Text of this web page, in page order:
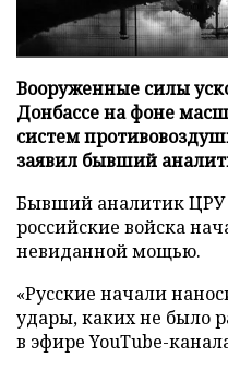
Вооруженные силы
Донбассе на фоне
систем
заявил бывший
Бывший аналитик ЦРУ
российские войска
невиданной мощью.
«Русские начали
удары, каких не было
в эфире YouTube-